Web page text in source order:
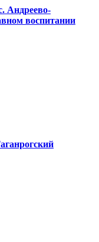
Андреево-
воспитании